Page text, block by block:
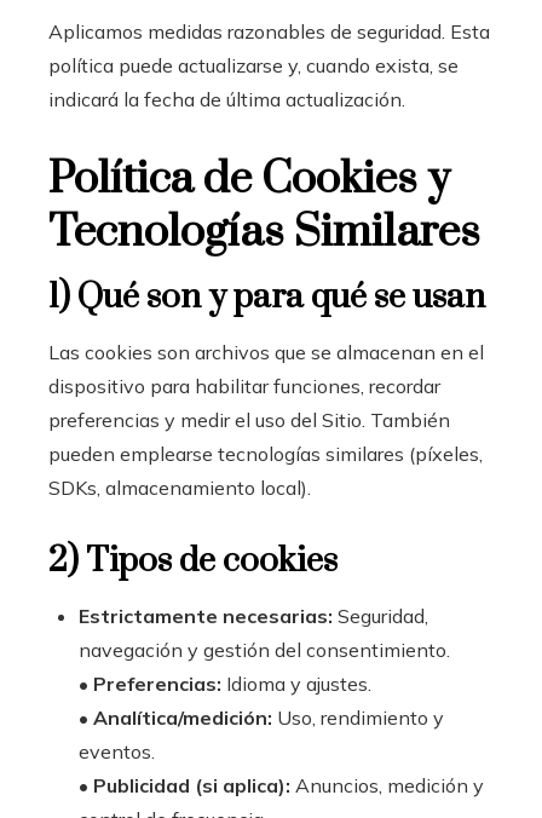
Aplicamos medidas razonables de seguridad. Esta
política puede actualizarse y, cuando exista, se
indicará la fecha de última actualización.
Política de Cookies y
Tecnologías Similares
1) Qué son y para qué se usan
Las cookies son archivos que se almacenan en el
dispositivo para habilitar funciones, recordar
preferencias y medir el uso del Sitio. También
pueden emplearse tecnologías similares (píxeles,
SDKs, almacenamiento local).
2) Tipos de cookies
Estrictamente necesarias: Seguridad,
navegación y gestión del consentimiento.
• Preferencias: Idioma y ajustes.
• Analítica/medición: Uso, rendimiento y
eventos.
• Publicidad (si aplica): Anuncios, medición y